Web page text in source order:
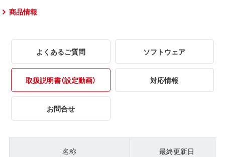
商品情報
よくあるご質問 ソフトウェア
取扱説明書（設定動画） 対応情報
お問合せ
名称 最終更新日